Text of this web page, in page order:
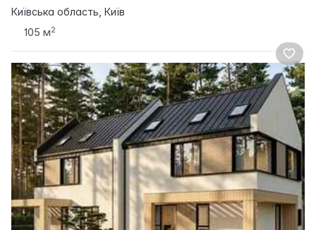
Київська область, Київ
105 м2